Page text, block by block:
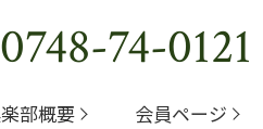
0748-74-0121
部概要 会員ページ